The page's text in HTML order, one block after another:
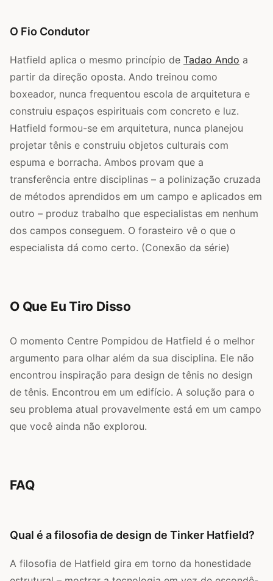
O Fio Condutor
Hatfield aplica o mesmo princípio de Tadao Ando a
partir da direção oposta. Ando treinou como
boxeador, nunca frequentou escola de arquitetura e
construiu espaços espirituais com concreto e luz.
Hatfield formou-se em arquitetura, nunca planejou
projetar tênis e construiu objetos culturais com
espuma e borracha. Ambos provam que a
transferência entre disciplinas – a polinização cruzada
de métodos aprendidos em um campo e aplicados em
outro – produz trabalho que especialistas em nenhum
dos campos conseguem. O forasteiro vê o que o
especialista dá como certo. (Conexão da série)
O Que Eu Tiro Disso
O momento Centre Pompidou de Hatfield é o melhor
argumento para olhar além da sua disciplina. Ele não
encontrou inspiração para design de tênis no design
de tênis. Encontrou em um edifício. A solução para o
seu problema atual provavelmente está em um campo
que você ainda não explorou.
FAQ
Qual é a filosofia de design de Tinker Hatfield?
A filosofia de Hatfield gira em torno da honestidade